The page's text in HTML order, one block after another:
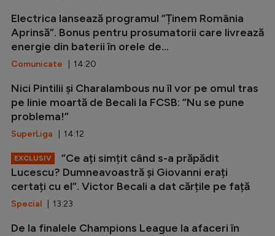
Electrica lansează programul ”Ținem România
Aprinsă”. Bonus pentru prosumatorii care livrează
energie din baterii în orele de...
Comunicate | 14:20
Nici Pintilii și Charalambous nu îl vor pe omul tras
pe linie moartă de Becali la FCSB: ”Nu se pune
problema!”
SuperLiga | 14:12
EXCLUSIV
”Ce ați simțit când s-a prăpădit
Lucescu? Dumneavoastră și Giovanni erați
certați cu el”. Victor Becali a dat cărțile pe față
Special | 13:23
De la finalele Champions League la afaceri în